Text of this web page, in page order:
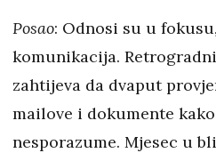
Posao: Odnosi su u
komunikacija.
zahtijeva da dvaput
mailove i dokumente
nesporazume. Mjesec u